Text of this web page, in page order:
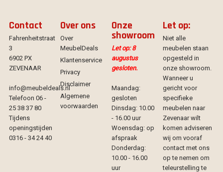
Contact
Fahrenheitstraat
3
6902 PX
ZEVENAAR
info@meubeldeals.nl
Telefoon 06 -
25 38 37 80
Tijdens
openingstijden
0316 - 34 24 40
Over ons
Over
MeubelDeals
Klantenservice
Privacy
Disclaimer
Algemene
voorwaarden
Onze
showroom
Let op: 8
augustus
gesloten.
Maandag:
gesloten
Dinsdag: 10.00
- 16.00 uur
Woensdag: op
afspraak
Donderdag:
10.00 - 16.00
uur
Let op:
Niet alle
meubelen staan
opgesteld in
onze showroom.
Wanneer u
gericht voor
specifieke
meubelen naar
Zevenaar wilt
komen adviseren
wij om vooraf
contact met ons
op te nemen om
teleurstelling te